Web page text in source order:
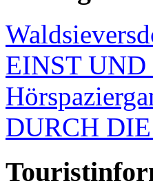
EINST UND
DURCH